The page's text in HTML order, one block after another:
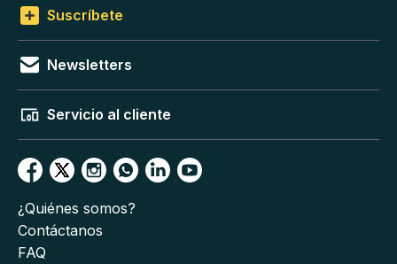
Suscríbete
Newsletters
Servicio al cliente
¿Quiénes somos?
Contáctanos
FAQ